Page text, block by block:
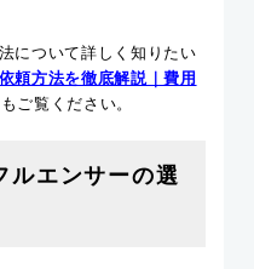
について詳しく知りたい
頼方法を徹底解説｜費用
もご覧ください。
ルエンサーの選